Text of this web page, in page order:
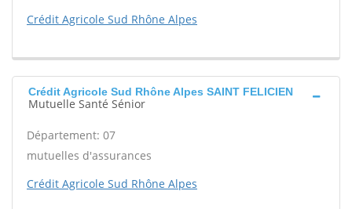
Crédit Agricole Sud Rhône Alpes
Crédit Agricole Sud Rhône Alpes SAINT FELICIEN
Mutuelle Santé Sénior
Département: 07
mutuelles d'assurances
Crédit Agricole Sud Rhône Alpes